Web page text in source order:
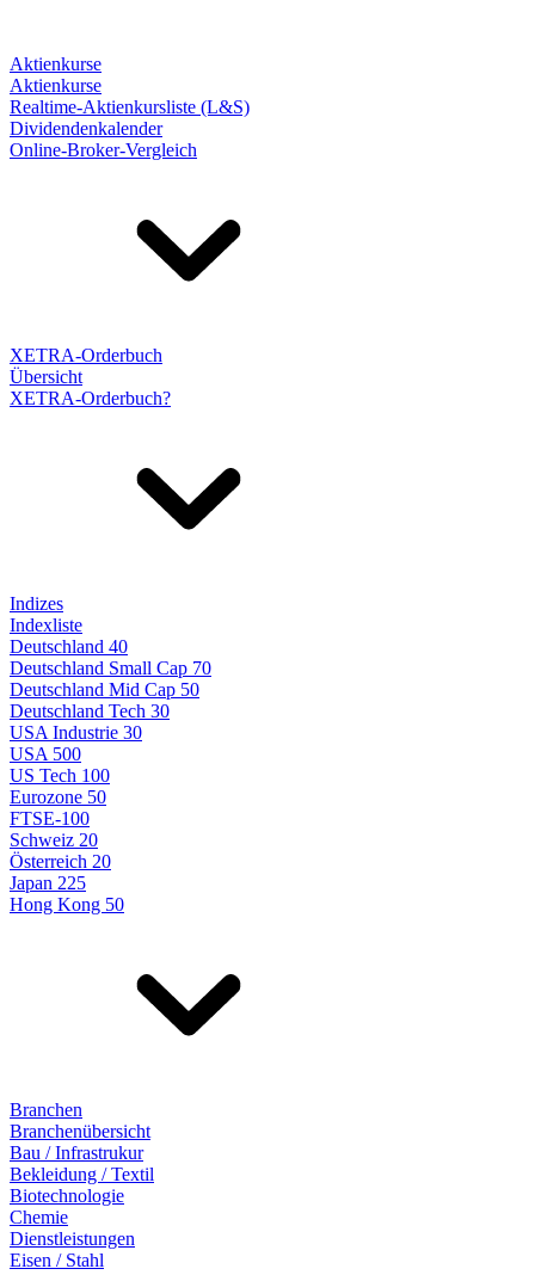
Aktienkurse
Aktienkurse
Realtime-Aktienkursliste (L&S)
Dividendenkalender
Online-Broker-Vergleich
XETRA-Orderbuch
Übersicht
XETRA-Orderbuch?
Indizes
Indexliste
Deutschland 40
Deutschland Small Cap 70
Deutschland Mid Cap 50
Deutschland Tech 30
USA Industrie 30
USA 500
US Tech 100
Eurozone 50
FTSE-100
Schweiz 20
Österreich 20
Japan 225
Hong Kong 50
Branchen
Branchenübersicht
Bau / Infrastrukur
Bekleidung / Textil
Biotechnologie
Chemie
Dienstleistungen
Eisen / Stahl